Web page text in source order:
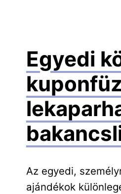
Egyedi
Az egyedi,
ajándékok